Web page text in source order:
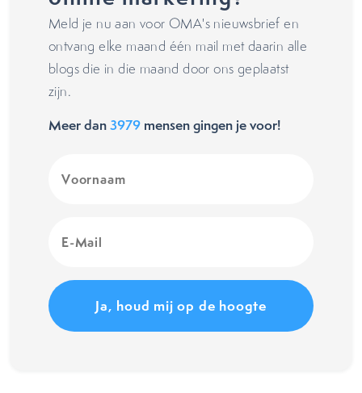
Meld je nu aan voor OMA's nieuwsbrief en
ontvang elke maand één mail met daarin alle
blogs die in die maand door ons geplaatst
zijn.
Meer dan3979 mensen gingen je voor!
(Vereist)
Mail